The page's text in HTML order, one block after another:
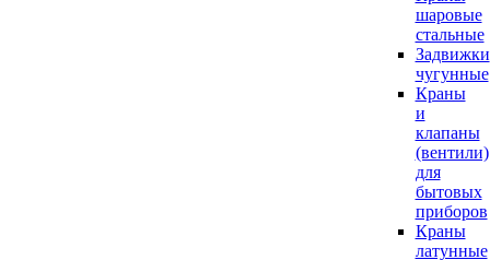
шаровые
стальные
Задвижки
чугунные
Краны
и
клапаны
(вентили)
для
бытовых
приборов
Краны
латунные